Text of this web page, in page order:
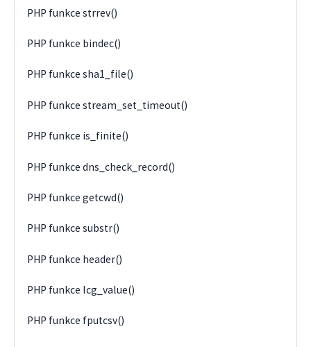
PHP funkce strrev()
PHP funkce bindec()
PHP funkce sha1_file()
PHP funkce stream_set_timeout()
PHP funkce is_finite()
PHP funkce dns_check_record()
PHP funkce getcwd()
PHP funkce substr()
PHP funkce header()
PHP funkce lcg_value()
PHP funkce fputcsv()